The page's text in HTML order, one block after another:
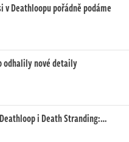
Deathloopu pořádně podáme
odhalily nové detaily
i Death Stranding:…